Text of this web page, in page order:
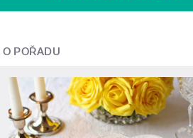
O POŘADU